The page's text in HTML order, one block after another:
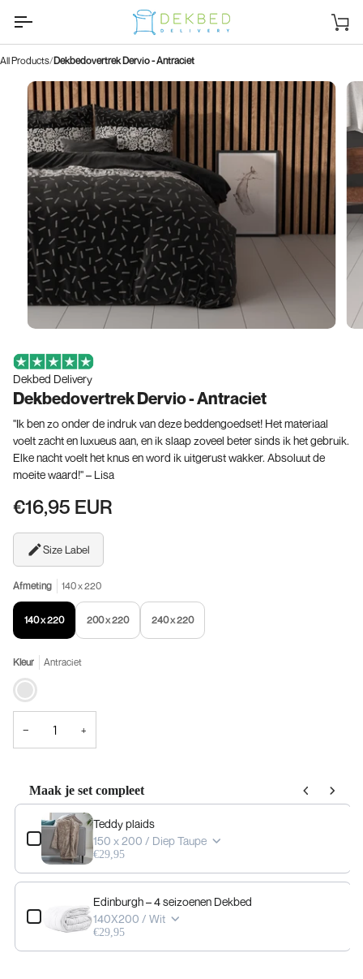
naar
All Products Dekbedovertrek Dervio - Antraciet
Dekbed Delivery
Dekbedovertrek Dervio - Antraciet
"Ik ben zo onder de indruk van deze beddengoedset! Het materiaal
voelt zacht en luxueus aan, en ik slaap zoveel beter sinds ik het gebruik.
Elke nacht voelt het knus en word ik uitgerust wakker. Absoluut de
moeite waard!" – Lisa
€16,95 EUR
Size Label
Afmeting 140 x 220
140 x 220 200 x 220 240 x 220
Kleur Antraciet
Antraciet
− +
Maak je set compleet
Use the Previous and Next buttons to navigate through product add-ons, or
Teddy plaids
150 x 200 / Diep Taupe
€29,95
Edinburgh – 4 seizoenen Dekbed
140X200 / Wit
€29,95